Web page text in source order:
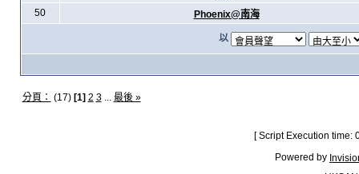
50
Phoenix@南海
以
分頁： (17) [1] 2 3... 最後 »
[ Script Execution
Powered by